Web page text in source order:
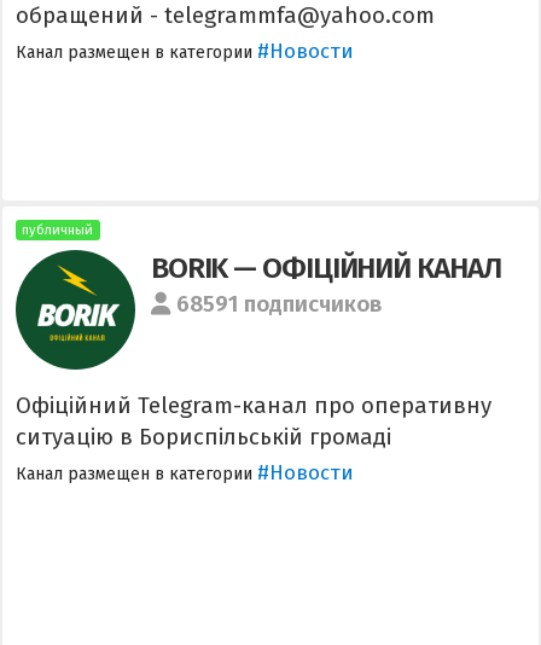
обращений - telegrammfa@yahoo.com
Канал размещен в категории #Новости
публичный
BORIK — ОФІЦІЙНИЙ КАНАЛ
68591 подписчиков
Офіційний Telegram-канал про оперативну
ситуацію в Бориспільській громаді
Канал размещен в категории #Новости